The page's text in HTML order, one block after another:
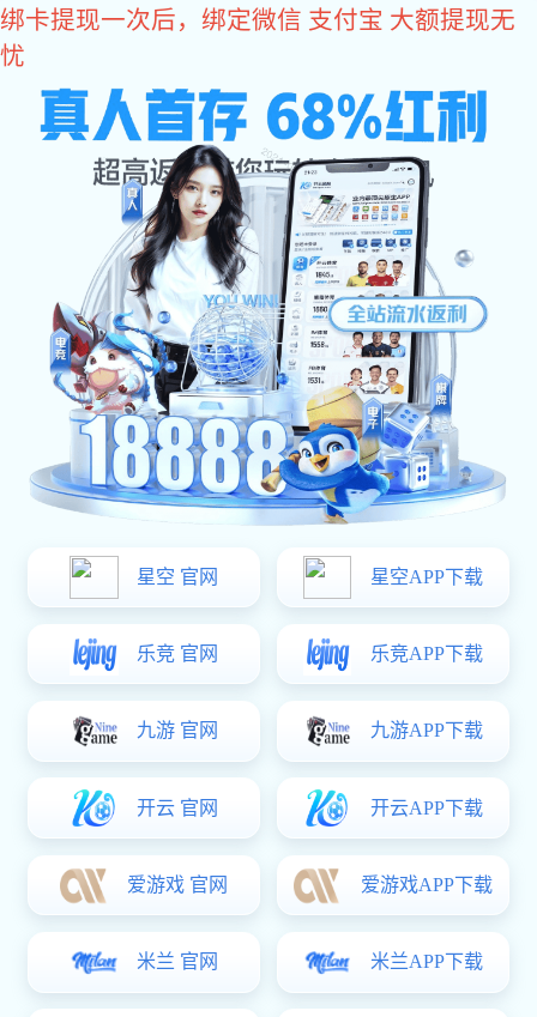
富联娱乐
网站富联娱乐
关于辉士达
产品中心
富联娱乐 资讯
联系方式